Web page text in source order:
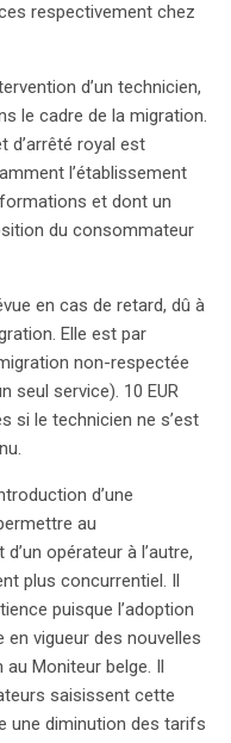
respectivement chez
d’un technicien,
le cadre de la migration.
d’arrêté royal est
l’établissement
et dont un
du consommateur
en cas de retard, dû à
Elle est par
non-respectée
seul service). 10 EUR
si le technicien ne s’est
d’une
au
opérateur à l’autre,
plus concurrentiel. Il
puisque l’adoption
en vigueur des nouvelles
Moniteur belge. Il
saisissent cette
une diminution des tarifs